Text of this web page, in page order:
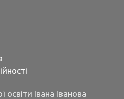
Івана Іванова